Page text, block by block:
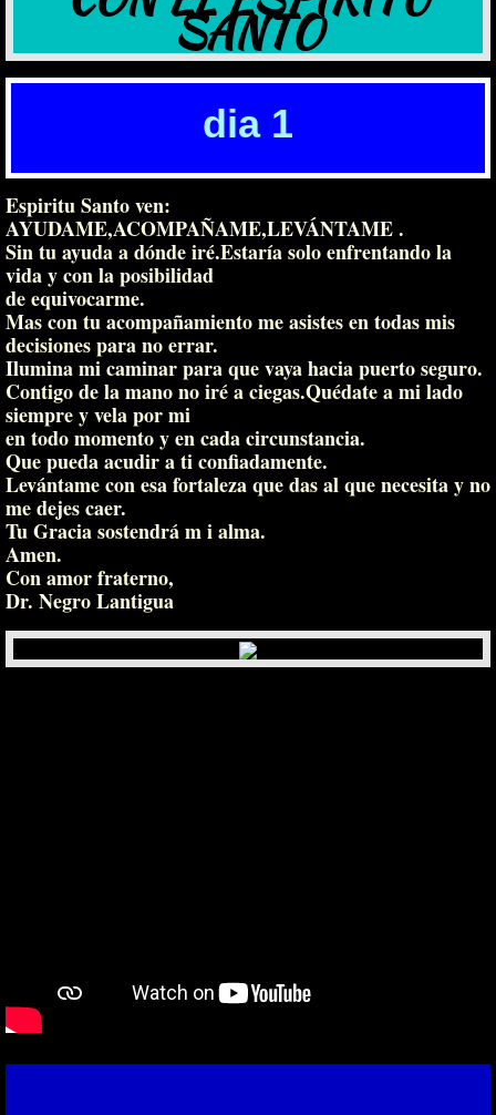
SANTO
dia 1
Espiritu Santo ven:
AYUDAME,ACOMPAÑAME,LEVÁNTAME .
Sin tu ayuda a dónde iré.Estaría solo enfrentando la
vida y con la posibilidad
de equivocarme.
Mas con tu acompañamiento me asistes en todas mis
decisiones para no errar.
Ilumina mi caminar para que vaya hacia puerto seguro.
Contigo de la mano no iré a ciegas.Quédate a mi lado
siempre y vela por mi
en todo momento y en cada circunstancia.
Que pueda acudir a ti confiadamente.
Levántame con esa fortaleza que das al que necesita y no
me dejes caer.
Tu Gracia sostendrá m i alma.
Amen.
Con amor fraterno,
​Dr. Negro Lantigua